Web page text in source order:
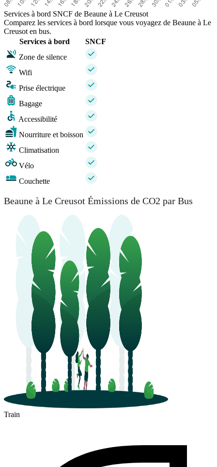
Services à bord SNCF de Beaune à Le Creusot
Comparez les services à bord lorsque vous voyagez de Beaune à Le
Creusot en bus.
Services à bord
SNCF
Zone de silence
Wifi
Prise électrique
Bagage
Accessibilité
Nourriture et boisson
Climatisation
Vélo
Couchette
Beaune à Le Creusot Émissions de CO2 par Bus
Train